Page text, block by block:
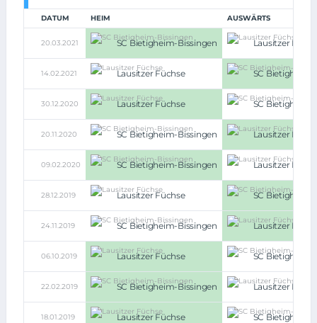
DATUM HEIM AUSWÄRTS
20.03.2021 SC Bietigheim-Bissingen Lausitzer
14.02.2021 Lausitzer Füchse SC Bietigheim-
30.12.2020 Lausitzer Füchse SC Bietigheim-
20.11.2020 SC Bietigheim-Bissingen Lausitzer
09.02.2020 SC Bietigheim-Bissingen Lausitzer
28.12.2019 Lausitzer Füchse SC Bietigheim-
24.11.2019 SC Bietigheim-Bissingen Lausitzer
06.10.2019 Lausitzer Füchse SC Bietigheim-
22.02.2019 SC Bietigheim-Bissingen Lausitzer
18.01.2019 Lausitzer Füchse SC Bietigheim-